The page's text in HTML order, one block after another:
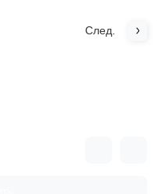
След.